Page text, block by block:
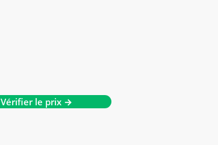
Vérifier le prix →